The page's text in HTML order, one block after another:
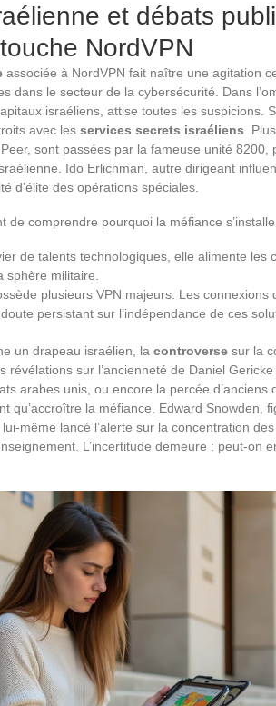
et débats
NordVPN
associée à NordVPN fait naître une agitation
dans le secteur de la cybersécurité. Dans
israéliens, attise toutes les suspicions.
avec les services secrets israéliens .
sont passées par la fameuse unité 8200,
Ido Erlichman, autre dirigeant
d’élite des opérations spéciales.
de comprendre pourquoi la méfiance
de talents technologiques, elle alimente les
sphère militaire.
plusieurs VPN majeurs. Les connexions
persistant sur l’indépendance de ces
un drapeau israélien, la controverse sur la
révélations sur l’ancienneté de Daniel
arabes unis, ou encore la percée d’anciens
qu’accroître la méfiance. Edward Snowden,
même lancé l’alerte sur la concentration
L’incertitude demeure : peut-on